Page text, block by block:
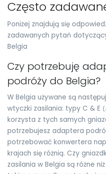
Często
Poniżej znajdują się
zadawanych pytań
Belgia
Czy potrzebuję
podróży do Belgia?
W Belgia używane są
wtyczki zasilania: typy C & E (
korzysta z tych samych
potrzebujesz adaptera
potrzebować konwertera
krajach się różnią. Czy
zasilania w Belgia są różne